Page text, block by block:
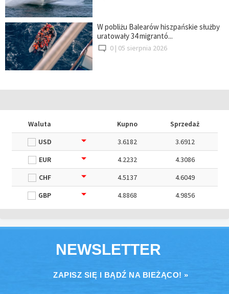
W pobliżu Balearów hiszpańskie służby
uratowały 34 migrantó...
0 | 05 sierpnia 2026
Waluta Kupno
Sprzedaż
USD
3.6182
3.6912
EUR
4.2232
4.3086
CHF
4.5137
4.6049
GBP
4.8868 4.9856
NEWSLETTER
ZAPISZ SIĘ I BĄDŹ NA BIEŻĄCO! »